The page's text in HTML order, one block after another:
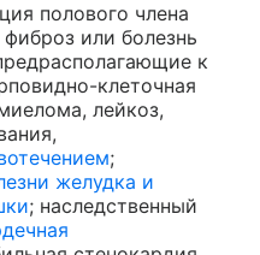
полового члена
или болезнь
к
клеточная
лейкоз,
;
желудка и
; наследственный